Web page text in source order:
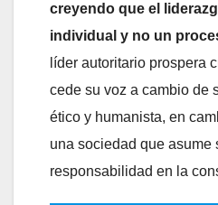
creyendo que el
individual y no un
líder autoritario prospera
cede su voz a cambio de
ético y humanista, en
una sociedad que asume
responsabilidad en la